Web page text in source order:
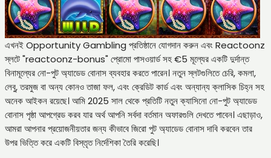
এখনই Opportunity Gambling প্রতিষ্ঠানে যোগদান করুন এবং Reactoonz
স্লটে "reactoonz-bonus" প্রোমো পাসওয়ার্ড সহ €5 মূল্যের একটি দুর্দান্ত
বিনামূল্যের নো-পুট অ্যাডেড বোনাস ব্যবহার করতে পারেন। নতুন স্লটগুলিতে চেরি, কমলা,
লেবু, তরমুজ বা অন্য কোনও তাজা ফল, এবং ক্রেডিট কার্ড এবং অন্যান্য ক্লাসিক চিহ্ন সহ
অনেক আইকন রয়েছে। আমি 2025 সাল থেকে প্রতিটি নতুন ক্যাসিনো নো-পুট অ্যাডেড
বোনাস পৃষ্ঠা আপগ্রেড করব যার অর্থ আপনি সর্বদা বর্তমান অফারগুলি দেখতে পাবেন। এছাড়াও,
আমরা আপনার প্রয়োজনীয়তার জন্য কীভাবে জিরো পুট অ্যাডেড বোনাস দাবি করবেন তার
উপর ভিত্তি করে একটি বিস্তৃত নির্দেশিকা তৈরি করেছি।